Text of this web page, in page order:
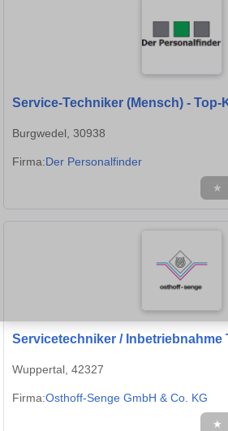
Service-Techniker (Mensch) -
Burgwedel, 30938
Firma:Der Personalfinder
★
Servicetechniker / Inbetriebnahme
Wuppertal, 42327
Firma:Osthoff-Senge GmbH & Co. KG
★